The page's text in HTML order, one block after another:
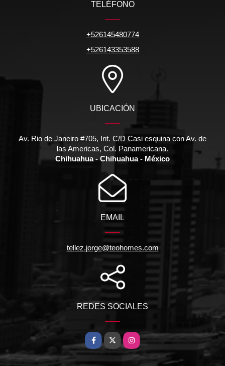
TELÉFONO
+526145480774
+526143353588
UBICACIÓN
Av. Rio de Janeiro #705, Int. C/D Casi esquina con Av. de
las Americas, Col. Panamericana.
Chihuahua - Chihuahua - México
EMAIL
tellez.jorge@teohomes.com
REDES SOCIALES
Facebook
X Instagram